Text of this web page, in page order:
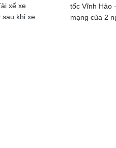
xế xe
sau khi xe
tốc Vĩnh Hảo
mạng của 2